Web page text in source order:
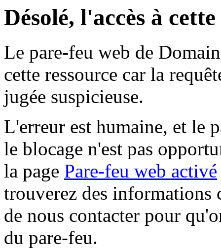
Désolé, l'accès à
Le pare-feu web de
cette ressource car la
jugée suspicieuse.
L'erreur est humaine, et le
le blocage n'est pas
la page Pare-feu web activé
trouverez des informations
de nous contacter pour
du pare-feu.